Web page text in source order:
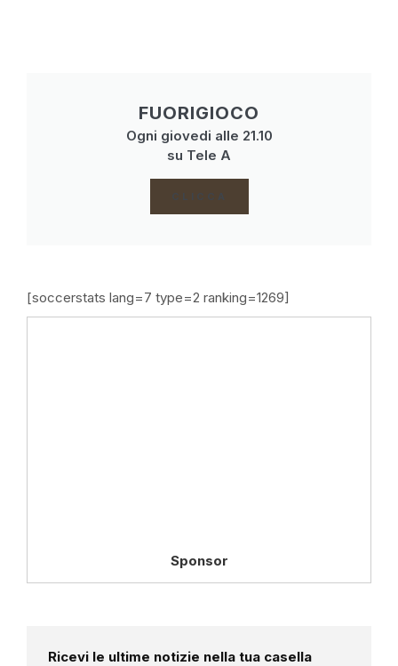
FUORIGIOCO
Ogni giovedi alle 21.10
su Tele A
CLICCA
[soccerstats lang=7 type=2 ranking=1269]
Sponsor
Ricevi le ultime notizie nella tua casella